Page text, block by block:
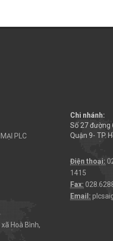
PLC
Hoà Bình,
Chi nhánh:
Số 27 đường
Quận 9- TP.
Điện thoại:
1415
Fax:
Email: